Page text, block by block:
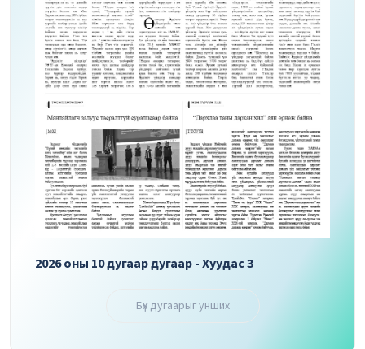
2026 оны 10 дугаар дугаар - Хуудас 3
Бүх дугаарыг унших